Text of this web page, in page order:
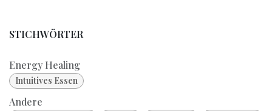
STICHWÖRTER
Energy Healing
Intuitives Essen
Andere